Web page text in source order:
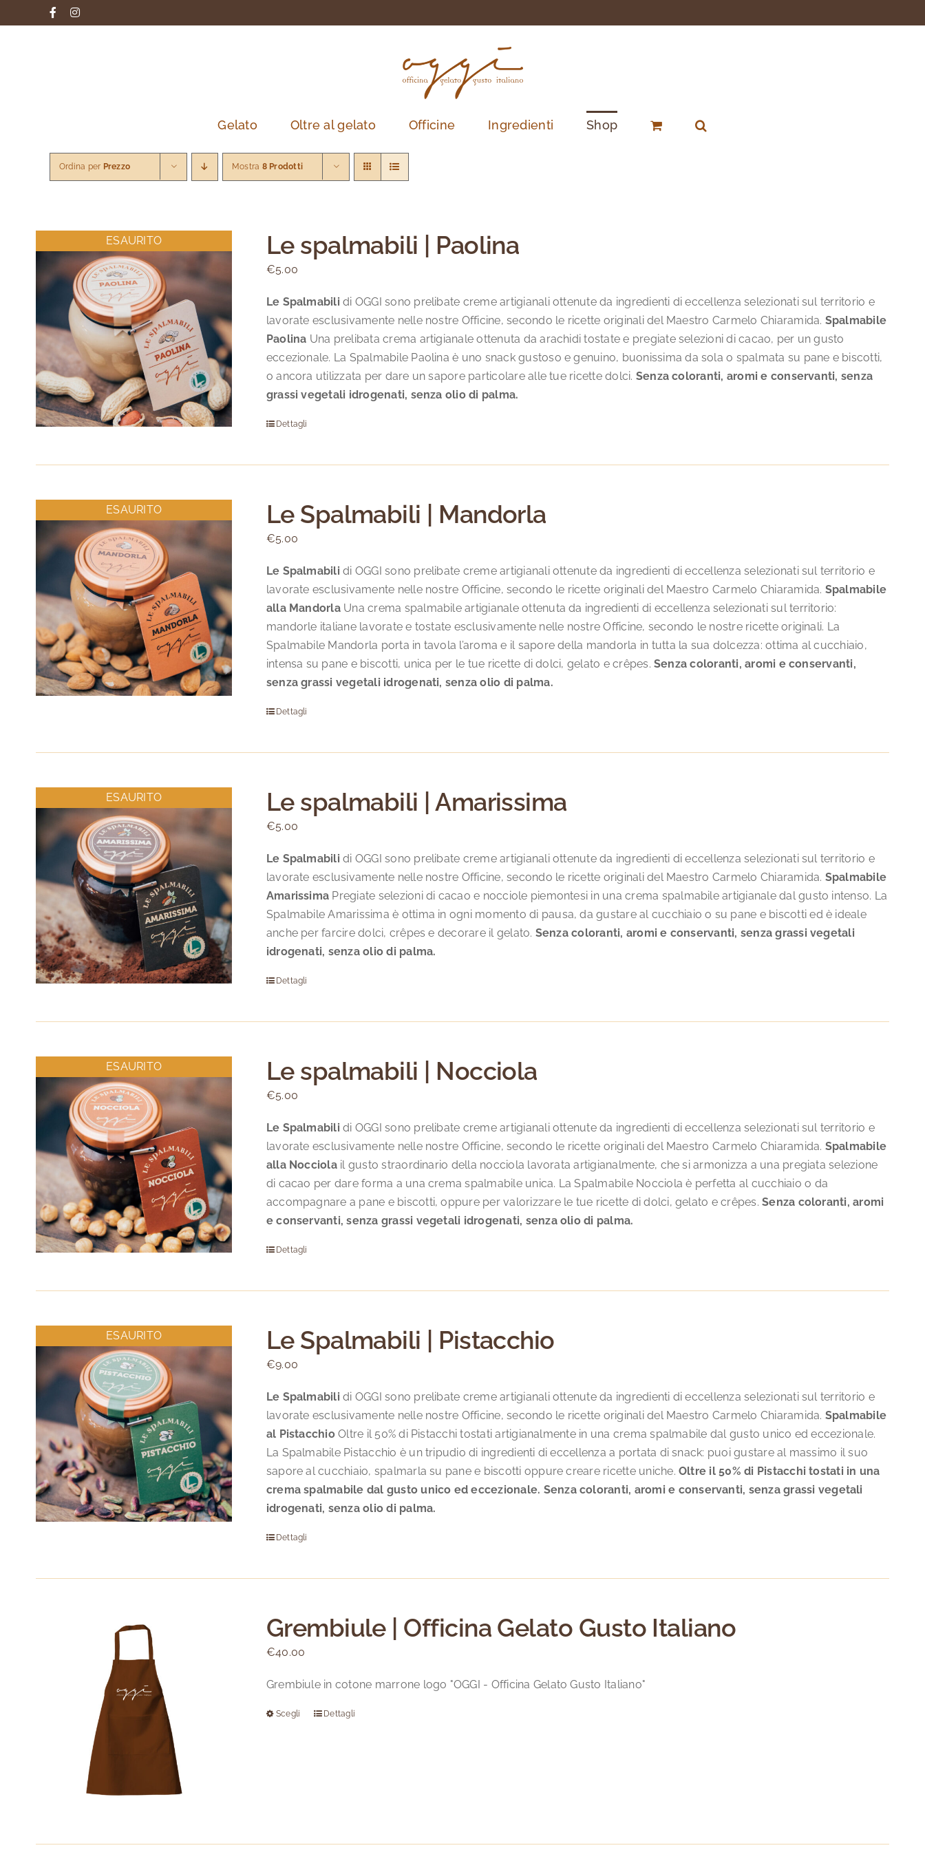
al
FacebookInstagram
Gelato Oltre al gelato Officine Ingredienti Shop
Ordina per Prezzo Mostra 8 Prodotti
ESAURITO Le spalmabili | Paolina
€5.00
Le Spalmabili di OGGI sono prelibate creme artigianali ottenute da ingredienti di eccellenza selezionati sul territorio e
lavorate esclusivamente nelle nostre Officine, secondo le ricette originali del Maestro Carmelo Chiaramida. Spalmabile
Paolina Una prelibata crema artigianale ottenuta da arachidi tostate e pregiate selezioni di cacao, per un gusto
eccezionale. La Spalmabile Paolina è uno snack gustoso e genuino, buonissima da sola o spalmata su pane e biscotti,
o ancora utilizzata per dare un sapore particolare alle tue ricette dolci. Senza coloranti, aromi e conservanti, senza
grassi vegetali idrogenati, senza olio di palma.
Dettagli
ESAURITO Le Spalmabili | Mandorla
€5.00
Le Spalmabili di OGGI sono prelibate creme artigianali ottenute da ingredienti di eccellenza selezionati sul territorio e
lavorate esclusivamente nelle nostre Officine, secondo le ricette originali del Maestro Carmelo Chiaramida. Spalmabile
alla MandorlaUna crema spalmabile artigianale ottenuta da ingredienti di eccellenza selezionati sul territorio:
mandorle italiane lavorate e tostate esclusivamente nelle nostre Officine, secondo le nostre ricette originali. La
Spalmabile Mandorla porta in tavola l’aroma e il sapore della mandorla in tutta la sua dolcezza: ottima al cucchiaio,
intensa su pane e biscotti, unica per le tue ricette di dolci, gelato e crêpes. Senza coloranti, aromi e conservanti,
senza grassi vegetali idrogenati, senza olio di palma.
Dettagli
ESAURITO Le spalmabili | Amarissima
€5.00
Le Spalmabili di OGGI sono prelibate creme artigianali ottenute da ingredienti di eccellenza selezionati sul territorio e
lavorate esclusivamente nelle nostre Officine, secondo le ricette originali del Maestro Carmelo Chiaramida. Spalmabile
Amarissima Pregiate selezioni di cacao e nocciole piemontesi in una crema spalmabile artigianale dal gusto intenso. La
Spalmabile Amarissima è ottima in ogni momento di pausa, da gustare al cucchiaio o su pane e biscotti ed è ideale
anche per farcire dolci, crêpes e decorare il gelato. Senza coloranti, aromi e conservanti, senza grassi vegetali
idrogenati, senza olio di palma.
Dettagli
ESAURITO Le spalmabili | Nocciola
€5.00
Le Spalmabili di OGGI sono prelibate creme artigianali ottenute da ingredienti di eccellenza selezionati sul territorio e
lavorate esclusivamente nelle nostre Officine, secondo le ricette originali del Maestro Carmelo Chiaramida. Spalmabile
alla Nocciolail gusto straordinario della nocciola lavorata artigianalmente, che si armonizza a una pregiata selezione
di cacao per dare forma a una crema spalmabile unica. La Spalmabile Nocciola è perfetta al cucchiaio o da
accompagnare a pane e biscotti, oppure per valorizzare le tue ricette di dolci, gelato e crêpes.Senza coloranti, aromi
e conservanti, senza grassi vegetali idrogenati, senza olio di palma.
Dettagli
ESAURITO Le Spalmabili | Pistacchio
€9.00
Le Spalmabili di OGGI sono prelibate creme artigianali ottenute da ingredienti di eccellenza selezionati sul territorio e
lavorate esclusivamente nelle nostre Officine, secondo le ricette originali del Maestro Carmelo Chiaramida. Spalmabile
al PistacchioOltre il 50% di Pistacchi tostati artigianalmente in una crema spalmabile dal gusto unico ed eccezionale.
La Spalmabile Pistacchio è un tripudio di ingredienti di eccellenza a portata di snack: puoi gustare al massimo il suo
sapore al cucchiaio, spalmarla su pane e biscotti oppure creare ricette uniche. Oltre il 50% di Pistacchi tostati in una
crema spalmabile dal gusto unico ed eccezionale. Senza coloranti, aromi e conservanti, senza grassi vegetali
idrogenati, senza olio di palma.
Dettagli
Grembiule | Officina Gelato Gusto Italiano
€40.00
Grembiule in cotone marrone logo "OGGI - Officina Gelato Gusto Italiano"
Scegli
Questo
possono
Dettagli